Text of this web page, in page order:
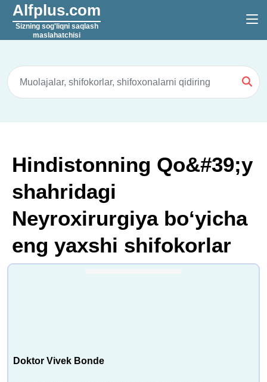
Alfplus.com
Sizning sog'liqni saqlash
maslahatchisi
Hindistonning Qo&#39;y
shahridagi
Neyroxirurgiya boʻyicha
eng yaxshi shifokorlar
Doktor Vivek Bonde